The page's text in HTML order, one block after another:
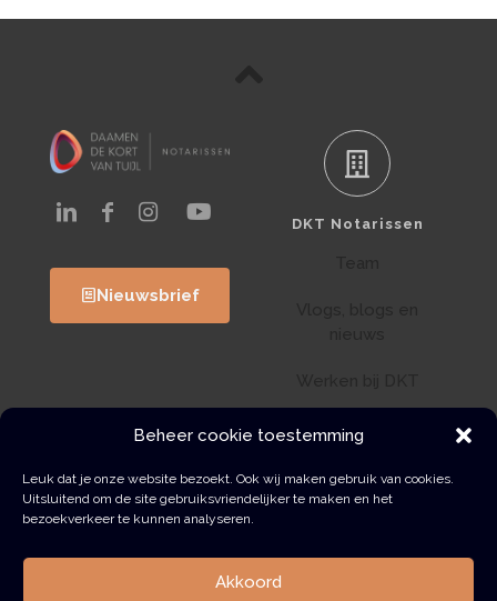
Beheer cookie toestemming
Leuk dat je onze website bezoekt. Ook wij maken gebruik van cookies.
Uitsluitend om de site gebruiksvriendelijker te maken en het
bezoekverkeer te kunnen analyseren.
Akkoord
Nieuwsbrief
DKT Notarissen
Klantenportaal
Wwft